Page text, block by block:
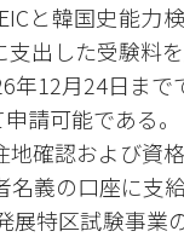
と韓国史能力
出した受験料を
年12月24日ま
請可能である。
地確認および資
義の口座に支給
展特区試験事業